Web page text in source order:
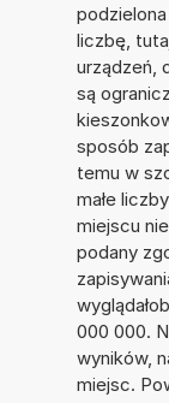
podzielona
liczbę,
urządzeń,
są
sposób
temu w
małe
miejscu
podany
000 000.
wyników,
miejsc.